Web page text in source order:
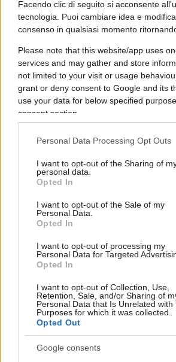
Facendo clic di seguito si acconsente
tecnologia. Puoi cambiare idea e
consenso in qualsiasi momento
Please note that this website/app uses
services and may gather and store
not limited to your visit or usage
grant or deny consent to Google and its
use your data for below specified
consent section.
Personal Data Processing Opt Outs
I want to opt-out of the Sharing of
personal data.
Opted In
I want to opt-out of the Sale of my
Personal Data.
Opted In
I want to opt-out of processing my
Personal Data for Targeted
Opted In
I want to opt-out of Collection, Use,
Retention, Sale, and/or Sharing of
Personal Data that Is Unrelated with
Purposes for which it was collected.
Opted Out
Google consents
2017, Bardella e i suoi
hanno adottato una strategia
sua popolarità con l’obiettivo di
Marine Le Pen alla guida del
tappa è stata il congresso di
National si è trasformato in
National. Bardella ha preso il
movimento giovanile, un passo
suo piano.
Il passo successivo è stato
garantirsi “finanziamenti sicuri”,
un consigliere del partito. “Un
Parlamento europeo significa
i mezzi per proseguire il piano di
maggiore indipendenza”, spiega.
investitura è passata dal “clan
Beaumont”, i dirigenti RN Bruno
Briois, che sono vicini a Le Pen.
potuto contare anche sul
Fréjus, David Rachline, con cui